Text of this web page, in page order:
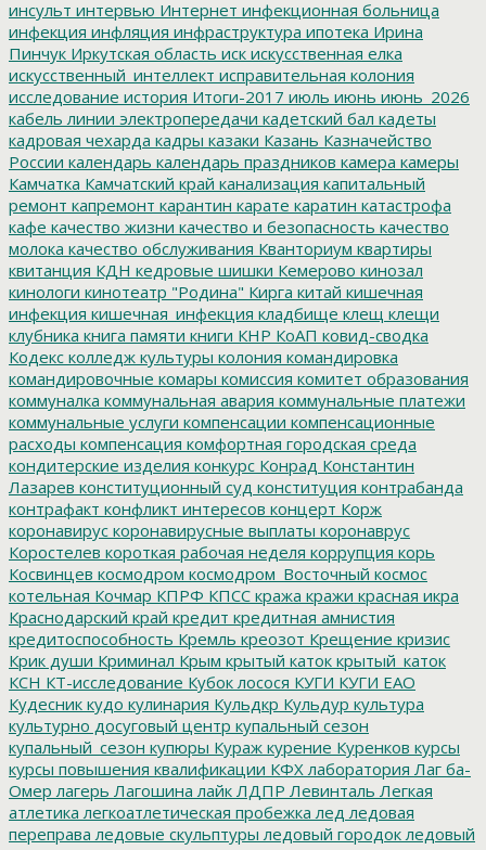
инсульт интервью Интернет инфекционная больница
инфекция инфляция инфраструктура ипотека Ирина
Пинчук Иркутская область иск искусственная елка
искусственный_интеллект исправительная колония
исследование история Итоги-2017 июль июнь июнь_2026
кабель линии электропередачи кадетский бал кадеты
кадровая чехарда кадры казаки Казань Казначейство
России календарь календарь праздников камера камеры
Камчатка Камчатский край канализация капитальный
ремонт капремонт карантин карате каратин катастрофа
кафе качество жизни качество и безопасность качество
молока качество обслуживания Кванториум квартиры
квитанция КДН кедровые шишки Кемерово кинозал
кинологи кинотеатр "Родина" Кирга китай кишечная
инфекция кишечная_инфекция кладбище клещ клещи
клубника книга памяти книги КНР КоАП ковид-сводка
Кодекс колледж культуры колония командировка
командировочные комары комиссия комитет образования
коммуналка коммунальная авария коммунальные платежи
коммунальные услуги компенсации компенсационные
расходы компенсация комфортная городская среда
кондитерские изделия конкурс Конрад Константин
Лазарев конституционный суд конституция контрабанда
контрафакт конфликт интересов концерт Корж
коронавирус коронавирусные выплаты коронаврус
Коростелев короткая рабочая неделя коррупция корь
Косвинцев космодром космодром_Восточный космос
котельная Кочмар КПРФ КПСС кража кражи красная икра
Краснодарский край кредит кредитная амнистия
кредитоспособность Кремль креозот Крещение кризис
Крик души Криминал Крым крытый каток крытый_каток
КСН КТ-исследование Кубок лосося КУГИ КУГИ ЕАО
Кудесник кудо кулинария Кульдкр Кульдур культура
культурно досуговый центр купальный сезон
купальный_сезон купюры Кураж курение Куренков курсы
курсы повышения квалификации КФХ лаборатория Лаг ба-
Омер лагерь Лагошина лайк ЛДПР Левинталь Легкая
атлетика легкоатлетическая пробежка лед ледовая
переправа ледовые скульптуры ледовый городок ледовый